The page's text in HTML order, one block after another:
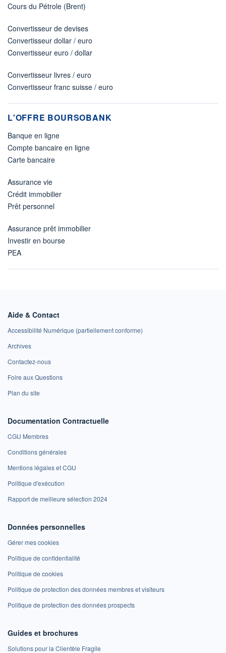
Cours du Pétrole (Brent)
Convertisseur de devises
Convertisseur dollar / euro
Convertisseur euro / dollar
Convertisseur livres / euro
Convertisseur franc suisse / euro
L'OFFRE BOURSOBANK
Banque en ligne
Compte bancaire en ligne
Carte bancaire
Assurance vie
Crédit immobilier
Prêt personnel
Assurance prêt immobilier
Investir en bourse
PEA
Aide & Contact
Accessibilité Numérique (partiellement conforme)
Archives
Contactez-nous
Foire aux Questions
Plan du site
Documentation Contractuelle
CGU Membres
Conditions générales
Mentions légales et CGU
Politique d'exécution
Rapport de meilleure sélection 2024
Données personnelles
Gérer mes cookies
Politique de confidentialité
Politique de cookies
Politique de protection des données membres et visiteurs
Politique de protection des données prospects
Guides et brochures
Solutions pour la Clientèle Fragile